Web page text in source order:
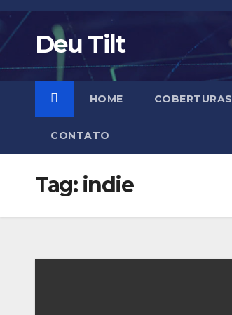
Skip
contentDeu Tilt
HOME COBERTURAS
CONTATO
Tag: indie